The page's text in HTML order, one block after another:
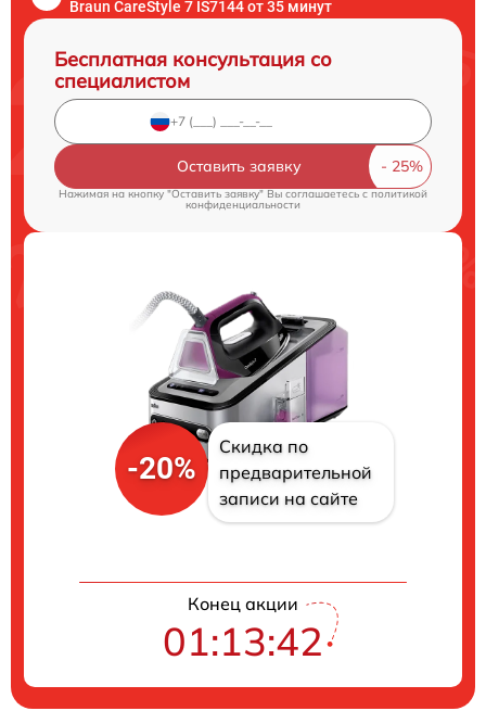
Braun CareStyle 7 IS7144 от 35 минут
Бесплатная консультация со
специалистом
Оставить заявку
Нажимая на кнопку "Оставить заявку" Вы соглашаетесь cполитикой
конфиденциальности
-20%
Скидка по
предварительной
записи на сайте
Конец акции
01:13:41